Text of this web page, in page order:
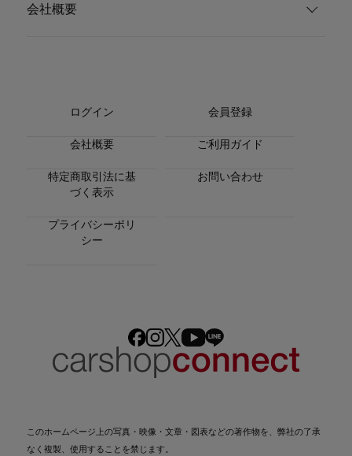
会社概要
ログイン 会員登録
会社概要 ご利用ガイド
特定商取引法に基
づく表示
お問い合わせ
プライバシーポリ
シー
このホームページ上の写真・映像・文章・図表などの著作物を、弊社の了承
なく複製、使用することを禁じます。